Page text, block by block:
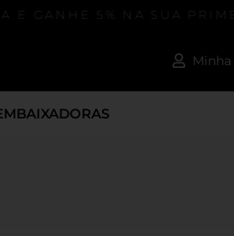
5% NA SUA